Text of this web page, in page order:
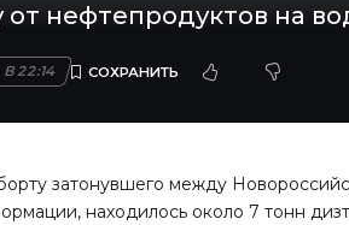
от нефтепродуктов на
22:14
затонувшего между
находилось около 7 тонн